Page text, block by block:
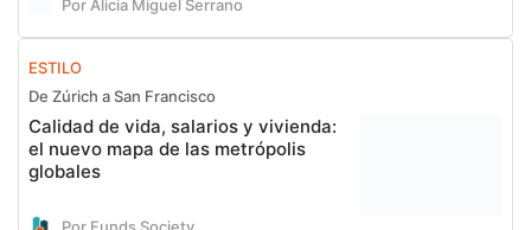
Por Alicia Miguel Serrano
ESTILO
De Zúrich a San Francisco
Calidad de vida, salarios y vivienda:
el nuevo mapa de las metrópolis
globales
Por Funds Society